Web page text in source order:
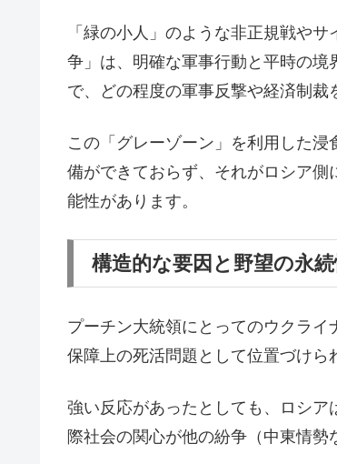
「緑の小人」のような非正規戦や
争」は、明確な軍事行動と平時の
で、どの程度の軍事反撃や経済制裁
この「グレーゾーン」を利用した
備ができておらず、それがロシア
能性があります。
構造的な要因と野望の永
プーチン大統領にとってのウクラ
保障上の死活問題として位置づけら
強い反応があったとしても、ロシ
際社会の関心が他の紛争（中東情勢